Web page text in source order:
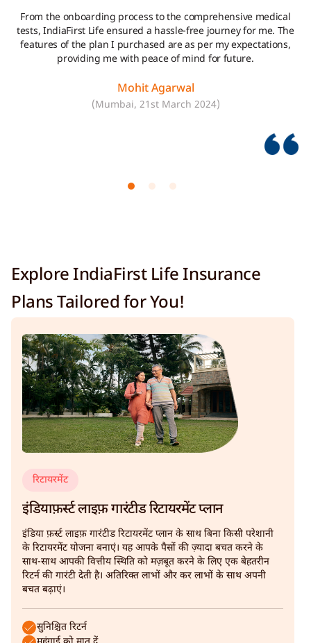
From the onboarding process to the comprehensive medical
tests, IndiaFirst Life ensured a hassle-free journey for me. The
features of the plan I purchased are as per my expectations,
providing me with peace of mind for future.
Mohit Agarwal
(Mumbai, 21st March 2024)
Explore IndiaFirst Life Insurance
Plans Tailored for You!
इंडियाफ़र्स्ट लाइफ़ गारंटीड रिटायरमेंट प्लान
रिटायरमेंट
इंडिया फ़र्स्ट लाइफ़ गारंटीड रिटायरमेंट प्लान के साथ बिना किसी परेशानी
के रिटायरमेंट योजना बनाएं। यह आपके पैसों की ज़्यादा बचत करने के
साथ-साथ आपकी वित्तीय स्थिति को मज़बूत करने के लिए एक बेहतरीन
रिटर्न की गारंटी देती है। अतिरिक्त लाभों और कर लाभों के साथ अपनी
बचत बढ़ाएं।
सुनिश्चित रिटर्न